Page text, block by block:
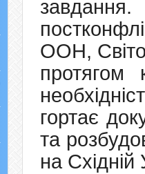
ООН,
протягом
гортає
та
на Східній